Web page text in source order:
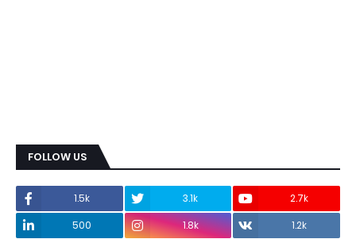
FOLLOW US
1.5k 3.1k
2.7k
500
1.8k 1.2k